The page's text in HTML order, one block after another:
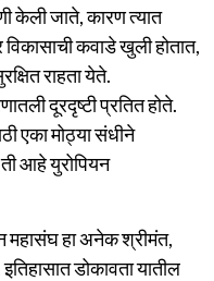
केली जाते, कारण त्यात
कवाडे खुली होतात,
राहता येते.
दूरदृष्टी प्रतित होते.
एका मोठ्या संधीने
आहे युरोपियन
महासंघ हा अनेक श्रीमंत,
डोकावता यातील